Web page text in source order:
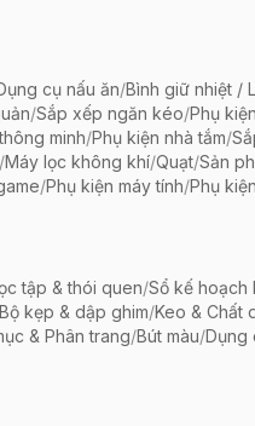
cụ nấu ăn/Bình giữ nhiệt /
/Sắp xếp ngăn kéo/Phụ
minh/Phụ kiện nhà tắm/
/Máy lọc không khí/Quạt/Sản
/Phụ kiện máy tính/Phụ
tập & thói quen/Sổ kế hoạch
Bộ kẹp & dập ghim/Keo & Chất
& Phân trang/Bút màu/Dụng